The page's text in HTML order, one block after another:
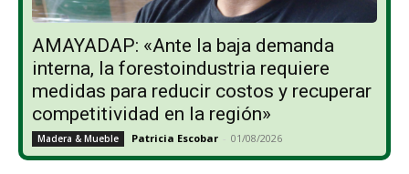
AMAYADAP: «Ante la baja demanda
interna, la forestoindustria requiere
medidas para reducir costos y recuperar
competitividad en la región»
Madera & Mueble Patricia Escobar - 01/08/2026